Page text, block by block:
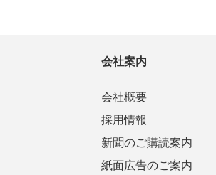
会社案内
会社概要
採用情報
新聞のご購読案内
紙面広告のご案内